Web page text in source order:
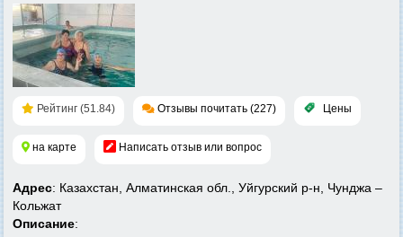
Рейтинг (51.84) Отзывы почитать (227) Цены
на карте Написать отзыв или вопрос
Адрес: Казахстан, Алматинская обл., Уйгурский р-н, Чунджа –
Кольжат
Описание: